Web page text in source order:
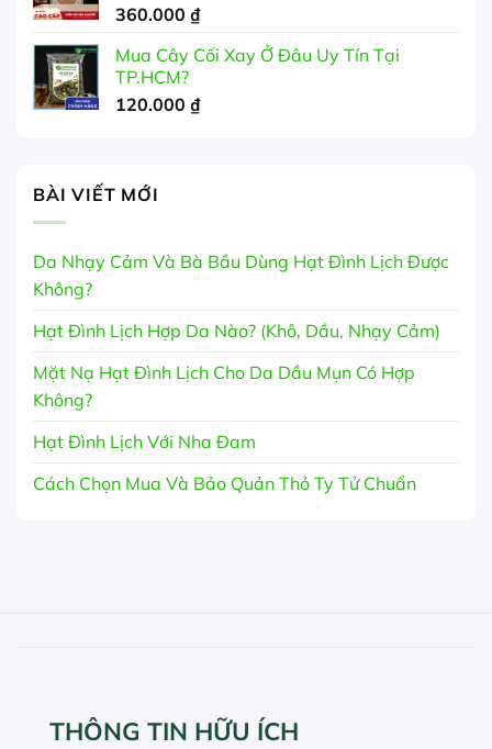
360.000 ₫
Mua Cây Cối Xay Ở Đâu Uy Tín Tại
TP.HCM?
120.000 ₫
BÀI VIẾT MỚI
Da Nhạy Cảm Và Bà Bầu Dùng Hạt Đình Lịch Được
Không?
Hạt Đình Lịch Hợp Da Nào? (Khô, Dầu, Nhạy Cảm)
Mặt Nạ Hạt Đình Lịch Cho Da Dầu Mụn Có Hợp
Không?
Hạt Đình Lịch Với Nha Đam
Cách Chọn Mua Và Bảo Quản Thỏ Ty Tử Chuẩn
THÔNG TIN HỮU ÍCH